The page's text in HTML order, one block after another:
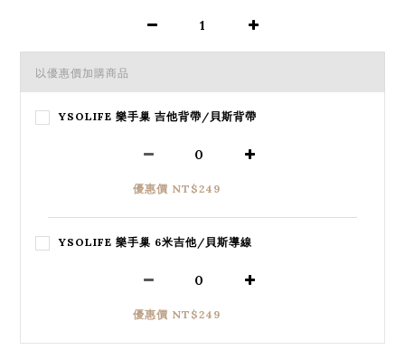
以優惠價加購商品
YSOLIFE 樂手巢 吉他背帶/貝斯背帶
優惠價 NT$249
YSOLIFE 樂手巢 6米吉他/貝斯導線
優惠價 NT$249